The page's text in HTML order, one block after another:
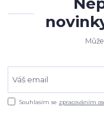
Souhlasím se zpracováním